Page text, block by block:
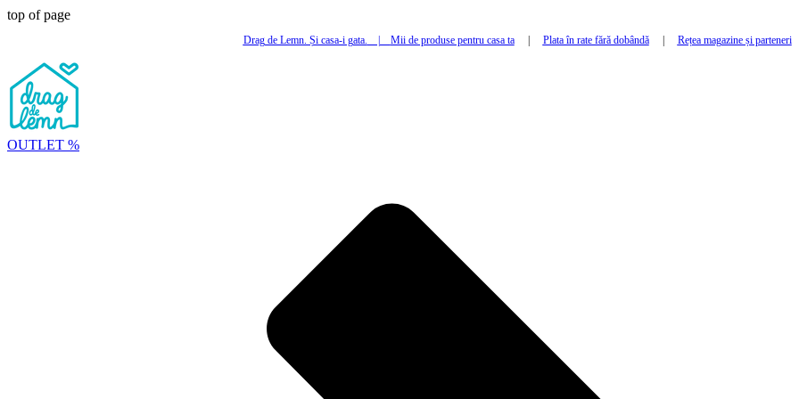
top of page
Drag de Lemn. Și casa-i gata. Mii de produse pentru casa ta| Plata în rate fără dobândă| Rețea magazine și parteneri
OUTLET %